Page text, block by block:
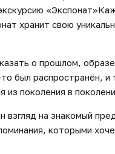
хранит свою
о прошлом,
был распространён, и
из поколения в
взгляд на знакомый
которыми